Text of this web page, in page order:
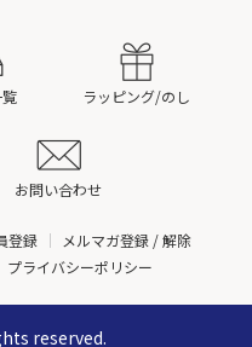
ラッピング/のし
お問い合わせ
登録
メルマガ登録 / 解除
プライバシーポリシー
reserved.